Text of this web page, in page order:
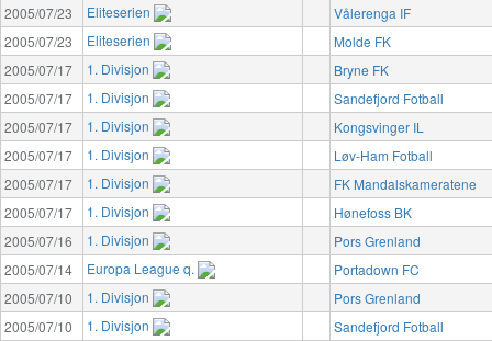
2005/07/23
Eliteserien
Vålerenga IF
2005/07/23
Eliteserien
Molde FK
2005/07/17
1. Divisjon
Bryne FK
2005/07/17
1. Divisjon
Sandefjord Fotball
2005/07/17
1. Divisjon
Kongsvinger IL
2005/07/17
1. Divisjon
Løv-Ham Fotball
2005/07/17
1. Divisjon
FK Mandalskameratene
2005/07/17
1. Divisjon
Hønefoss BK
2005/07/16
1. Divisjon
Pors Grenland
2005/07/14
Europa League q.
Portadown FC
2005/07/10
1. Divisjon
Pors Grenland
2005/07/10
1. Divisjon
Sandefjord Fotball